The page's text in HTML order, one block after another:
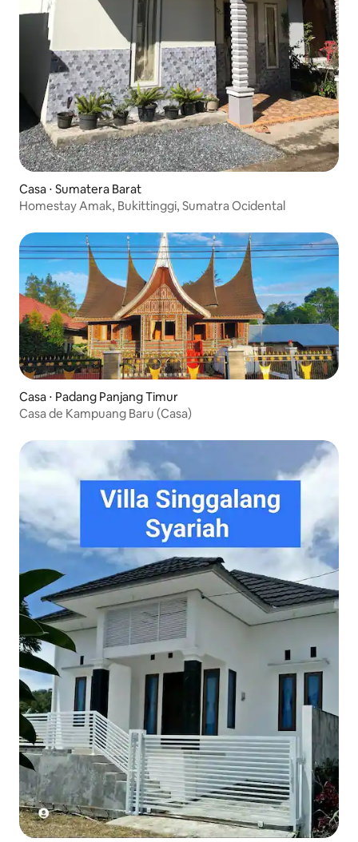
Casa ⋅ Sumatera Barat
Homestay Amak, Bukittinggi, Sumatra Ocidental
Casa ⋅ Padang Panjang Timur
Casa de Kampuang Baru (Casa)